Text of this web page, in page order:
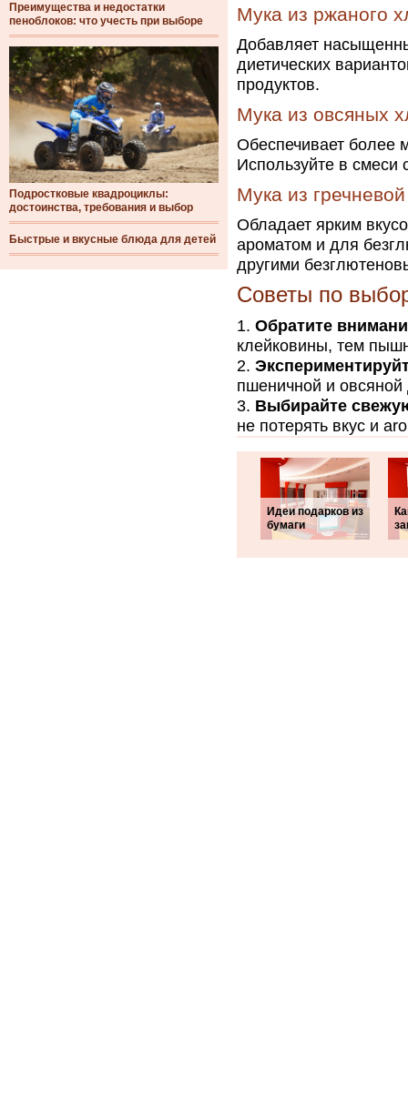
Преимущества и недостатки
пеноблоков: что учесть при выборе
Подростковые квадроциклы:
достоинства, требования и выбор
Быстрые и вкусные блюда для детей
Мука из ржаного
Добавляет
диетических
продуктов.
Мука из овсяных
Обеспечивает более
Используйте в смеси
Мука из
Обладает ярким
ароматом и для
другими
Советы по
Обратите
клейковины, тем
пшеничной и овсяной
Выбирайте
не потерять вкус и
Идеи подарков из
бумаги